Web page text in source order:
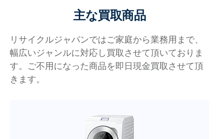
主な買取商品
リサイクルジャパンではご家庭から業務用まで、
幅広いジャンルに対応し買取させて頂いておりま
す。ご不用になった商品を即日現金買取させて頂
きます。